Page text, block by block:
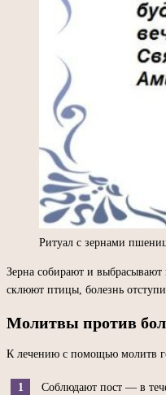
Ритуал с зернами
Зерна собирают и выбрасывают
склюют птицы, болезнь
Молитвы против
К лечению с помощью молитв
Соблюдают пост — в